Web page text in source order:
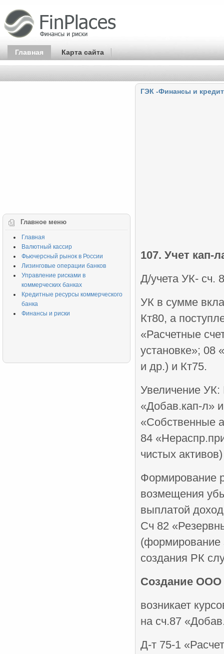
Главная Карта сайта
ГЭК -Финансы и
107. Учет кап-
Д/учета УК- сч.
УК в сумме
Кт80, а
«Расчетные
установке»; 08
и др.) и Кт75.
Увеличение
«Добав.кап-л»
«Собственные
84
чистых
Формирование
возмещения
выплатой
Сч 82
(формирование
создания РК
Создание ООО
возникает
на сч.87
Д-т 75-1
Главное меню
Главная
Валютный кассир
Фьючерсный рынок в России
Лизинговые операции банков
Управление рисками в
коммерческих банках
Кредитные ресурсы коммерческого
банка
Финансы и риски